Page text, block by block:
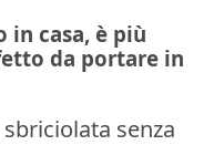
in casa, è più
da portare in
senza